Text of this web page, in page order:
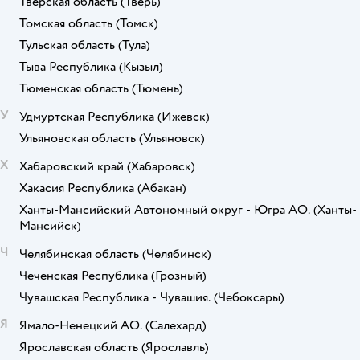
Томская область (Томск)
Тульская область (Тула)
Тыва Республика (Кызыл)
Тюменская область (Тюмень)
У
Удмуртская Республика (Ижевск)
Ульяновская область (Ульяновск)
Х
Хабаровский край (Хабаровск)
Хакасия Республика (Абакан)
Ханты-Мансийский Автономный округ - Югра АО. (Ханты-
Мансийск)
Ч
Челябинская область (Челябинск)
Чеченская Республика (Грозный)
Чувашская Республика - Чувашия. (Чебоксары)
Я
Ямало-Ненецкий АО. (Салехард)
Ярославская область (Ярославль)